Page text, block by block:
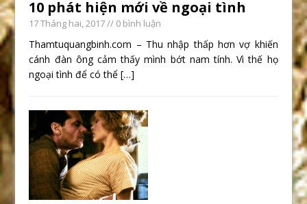
10 phát hiện mới về ngoại tình
17 Tháng hai, 2017// 0 bình luận
Thamtuquangbinh.com – Thu nhập thấp hơn vợ khiến
cánh đàn ông cảm thấy mình bớt nam tính. Vì thế họ
ngoại tình để có thể[…]